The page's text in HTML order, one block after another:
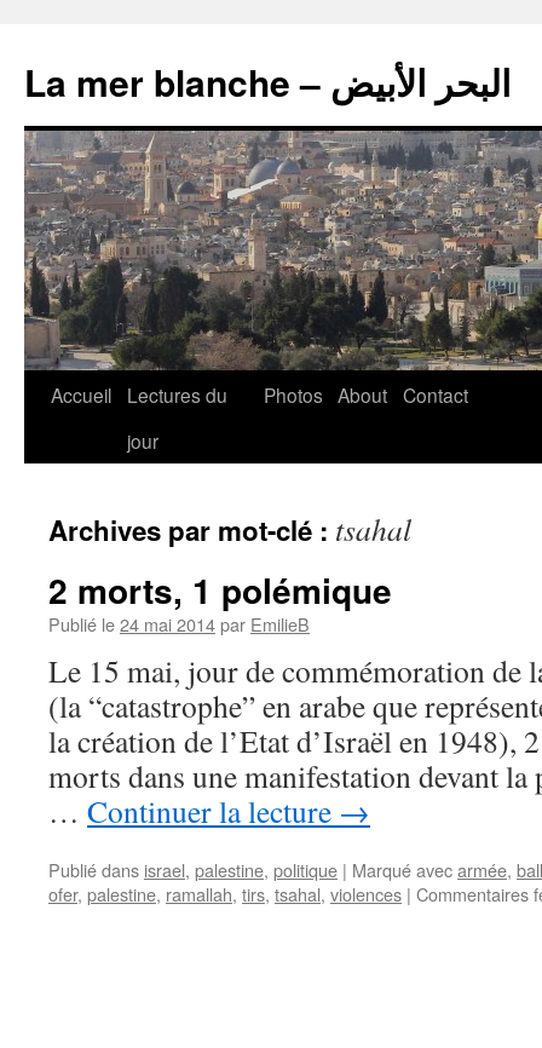
La mer blanche – البحر الأبيض
Accueil
Lectures du
jour
Photos About Contact
Archives par mot-clé : tsahal
2 morts, 1 polémique
Publié le24 mai 2014par EmilieB
Le 15 mai, jour de commémoration de
(la “catastrophe” en arabe que
la création de l’Etat d’Israël en 1948),
morts dans une manifestation devant la
… Continuer la lecture →
Publié dans israel, palestine, politique | Marqué avecarmée,
ofer, palestine, ramallah, tirs, tsahal, violences | Commentaires